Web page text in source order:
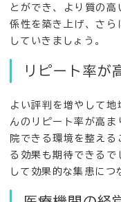
とができ、より質の
係性を築き上げ、さ
していきましょう。
リピート率が
よい評判を増やして
んのリピート率が高
院できる環境を整え
る効果も期待できる
して効果的な集患につ